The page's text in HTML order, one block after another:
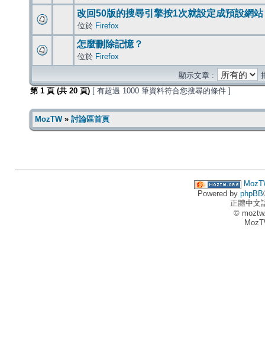
改回50版的搜尋引擎按1次就設定成預設網站
位於 Firefox
怎麼刪除記憶？
位於 Firefox
顯示文章 :
第 1 頁 (共 20 頁) [ 有超過 1000 筆資料符合您搜尋的條件 ]
MozTW» 討論區首頁
Powered by phpBB
正體中文
©